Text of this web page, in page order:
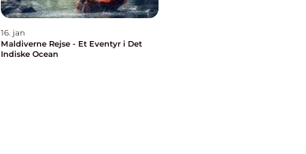
16. jan
Maldiverne Rejse - Et Eventyr i Det
Indiske Ocean